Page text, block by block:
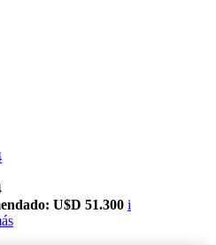
U$D 51.300 i